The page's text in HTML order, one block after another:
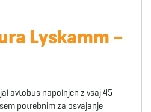
Lyskamm –
avtobus napolnjen z vsaj 45
potrebnim za osvajanje